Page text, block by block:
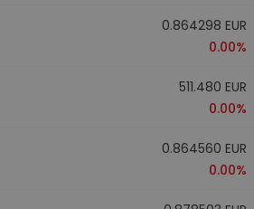
0.864298 EUR
0.00%
511.480 EUR
0.00%
0.864560 EUR
0.00%